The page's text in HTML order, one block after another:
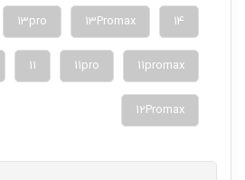
14
13Promax
13pro
11promax
11pro
11
12Promax